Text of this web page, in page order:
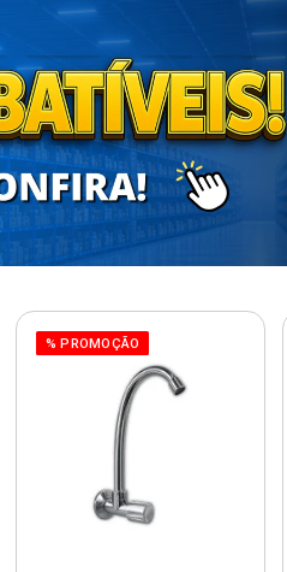
% PROMOÇÃO